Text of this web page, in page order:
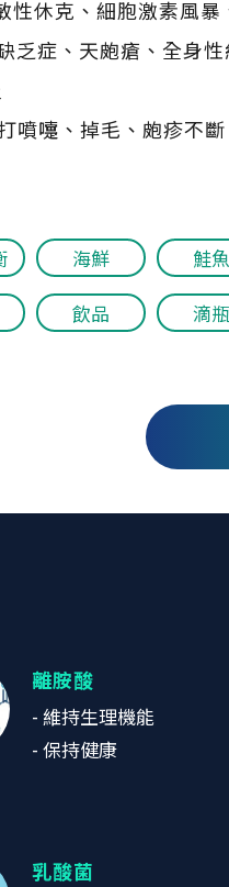
休克、細胞激素風暴
乏症、天皰瘡、全身性
噴嚏、掉毛、皰疹不斷
海鮮 鮭魚
飲品 滴瓶
離胺酸
- 維持生理機能
- 保持健康
乳酸菌